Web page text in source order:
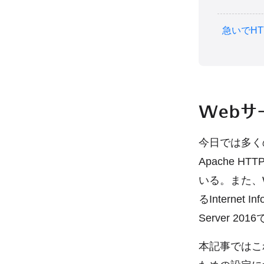
急いで
Webサ
今日では多
Apache
いる。また
るInternet
Server 2016
本記事では